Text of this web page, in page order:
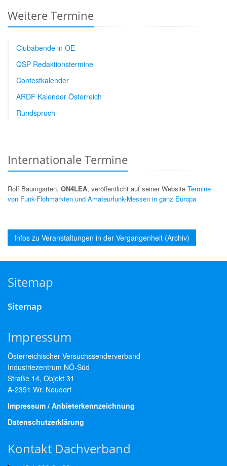
Weitere Termine
Clubabende in OE
QSP Redaktionstermine
Contestkalender
ARDF Kalender Österreich
Rundspruch
Internationale Termine
Rolf Baumgarten, ON4LEA, veröffentlicht auf seiner Website Termine
von Funk-Flohmärkten und Amateurfunk-Messen in ganz Europa
Infos zu Veranstaltungen in der Vergangenheit (Archiv)
Sitemap
Sitemap
Impressum
Österreichischer Versuchssenderverband
Industriezentrum NÖ-Süd
Straße 14, Objekt 31
A-2351 Wr. Neudorf
Impressum / Anbieterkennzeichnung
Datenschutzerklärung
Kontakt Dachverband